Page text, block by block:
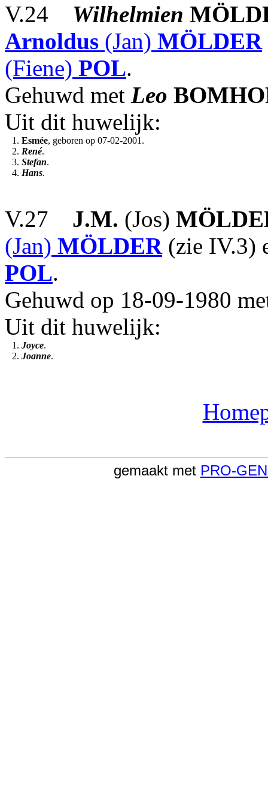
V.24 Wilhelmien
Arnoldus (Jan) MÖLDER
(Fiene) POL.
Gehuwd met Leo
Uit dit huwelijk:
1. Esmée, geboren op 07-02-2001.
2. René.
3. Stefan.
4. Hans.
V.27 J.M. (Jos)
(Jan) MÖLDER(zie IV.3)
POL.
Gehuwd op 18-09-1980
Uit dit huwelijk:
1. Joyce.
2. Joanne.
gemaakt met PRO-